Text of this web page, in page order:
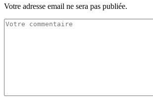
Votre adresse email ne sera pas publiée.